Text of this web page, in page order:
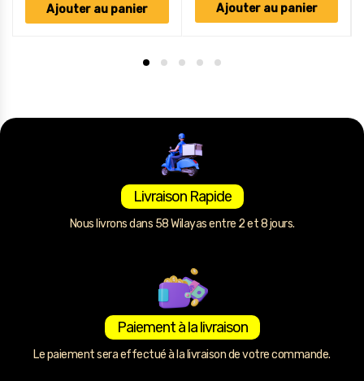
Ajouter au panier Ajouter au panier
Livraison Rapide
Nous livrons dans 58 Wilayas entre 2 et 8 jours.
Paiement à la livraison
Le paiement sera effectué à la livraison de votre commande.